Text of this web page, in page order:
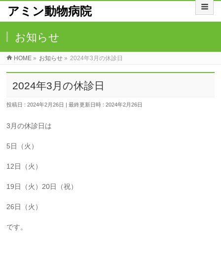
アミン動物病院
お知らせ
HOME » お知らせ » 2024年3月の休診日
2024年3月の休診日
投稿日 : 2024年2月26日 最終更新日時 : 2024年2月26日
3月の休診日は
5日（火）
12日（火）
19日（火）20日（祝）
26日（火）
です。